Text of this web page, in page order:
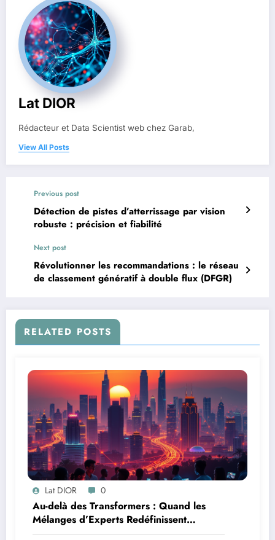
Lat DIOR
Rédacteur et Data Scientist web chez Garab,
View All Posts
Previous post
Détection de pistes d’atterrissage par vision
robuste : précision et fiabilité
Next post
Révolutionner les recommandations : le réseau
de classement génératif à double flux (DFGR)
RELATED POSTS
Lat DIOR 0
Au-delà des Transformers : Quand les
Mélanges d’Experts Redéfinissent
l’Efficacité de l’IA